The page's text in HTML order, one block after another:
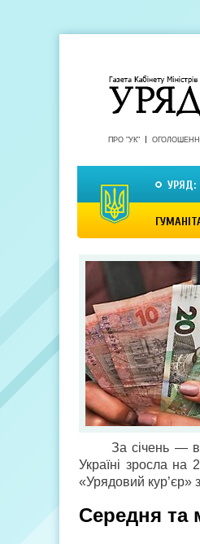
ПРО "УК"
УРЯД:
За січень —
Україні зросла на
«Урядовий кур’єр»
Середня та